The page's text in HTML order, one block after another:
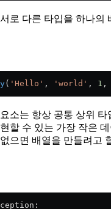
로 다른 타입을 하나의
( 'Hello' , 'world' , 1 ,
소는 항상 공통 상위
할 수 있는 가장 작은
으면 배열을 만들려고